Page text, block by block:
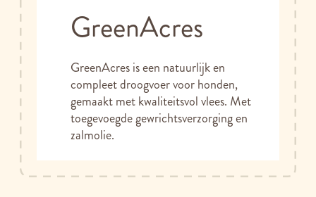
GreenAcres
GreenAcres is een natuurlijk en
compleet droogvoer voor honden,
gemaakt met kwaliteitsvol vlees. Met
toegevoegde gewrichtsverzorging en
zalmolie.